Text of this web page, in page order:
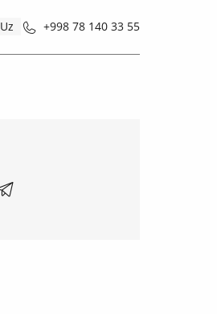
Uz +998 78 140 33 55